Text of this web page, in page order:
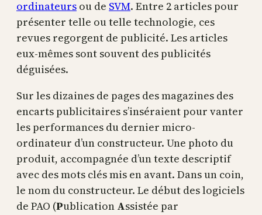
ordinateurs ou de SVM. Entre 2 articles pour
présenter telle ou telle technologie, ces
revues regorgent de publicité. Les articles
eux-mêmes sont souvent des publicités
déguisées.
Sur les dizaines de pages des magazines des
encarts publicitaires s’inséraient pour vanter
les performances du dernier micro-
ordinateur d’un constructeur. Une photo du
produit, accompagnée d’un texte descriptif
avec des mots clés mis en avant. Dans un coin,
le nom du constructeur. Le début des logiciels
de PAO (Publication Assistée par